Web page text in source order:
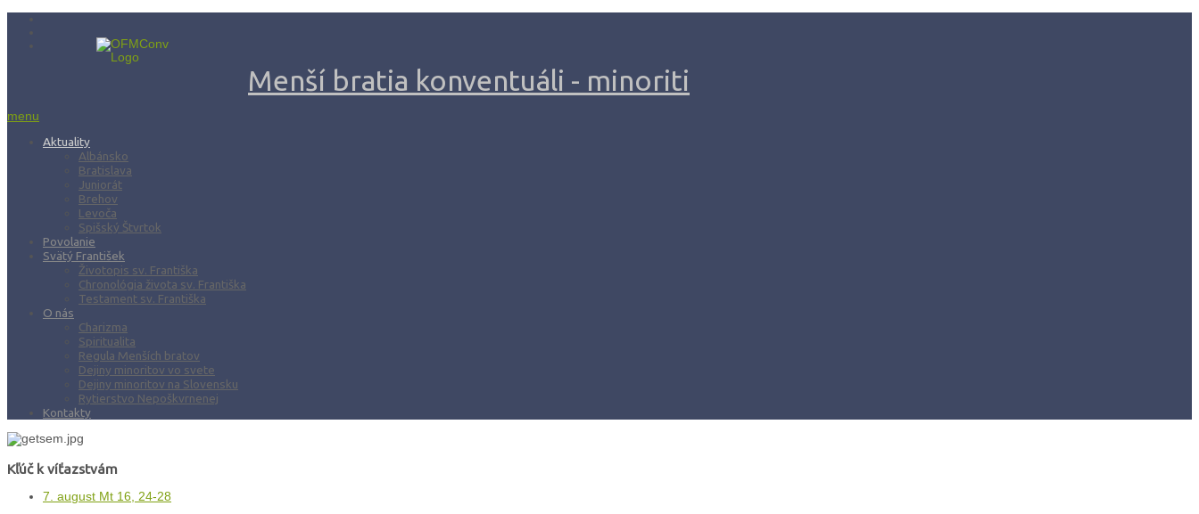
Menší bratia konventuáli - minoriti
menu
Aktuality
Albánsko
Bratislava
Juniorát
Brehov
Levoča
Spišský Štvrtok
Povolanie
Svätý František
Životopis sv. Františka
Chronológia života sv. Františka
Testament sv. Františka
O nás
Charizma
Spiritualita
Regula Menších bratov
Dejiny minoritov vo svete
Dejiny minoritov na Slovensku
Rytierstvo Nepoškvrnenej
Kontakty
Kľúč k víťazstvám
7. august Mt 16, 24-28